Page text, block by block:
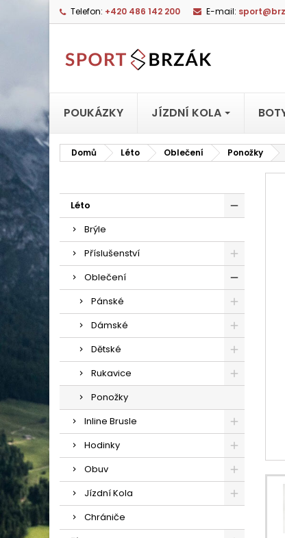
Telefon: +420 486 142 200 E-mail:
POUKÁZKY JÍZDNÍ KOLA
Domů Léto Oblečení Ponožky
Léto
Brýle
Příslušenství
Oblečení
Pánské
Dámské
Dětské
Rukavice
Ponožky
Inline Brusle
Hodinky
Obuv
Jízdní Kola
Chrániče